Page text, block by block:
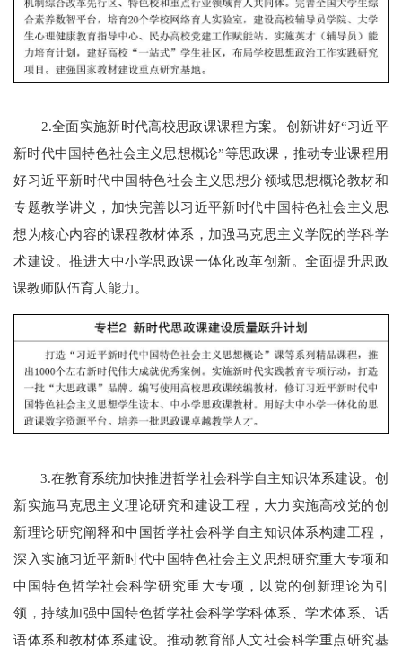
2.全面实施新时代高校思政课课程方案。创新讲好“习近平
新时代中国特色社会主义思想概论”等思政课，推动专业课程用
好习近平新时代中国特色社会主义思想分领域思想概论教材和
专题教学讲义，加快完善以习近平新时代中国特色社会主义思
想为核心内容的课程教材体系，加强马克思主义学院的学科学
术建设。推进大中小学思政课一体化改革创新。全面提升思政
课教师队伍育人能力。
3.在教育系统加快推进哲学社会科学自主知识体系建设。创
新实施马克思主义理论研究和建设工程，大力实施高校党的创
新理论研究阐释和中国哲学社会科学自主知识体系构建工程，
深入实施习近平新时代中国特色社会主义思想研究重大专项和
中国特色哲学社会科学研究重大专项，以党的创新理论为引
领，持续加强中国特色哲学社会科学学科体系、学术体系、话
语体系和教材体系建设。推动教育部人文社会科学重点研究基